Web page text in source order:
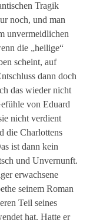
Tragik
noch, und man
unvermeidlichen
die „heilige“
scheint, auf
dann doch
das wieder nicht
von Eduard
nicht verdient
die Charlottens
ist dann kein
und Unvernunft.
erwachsene
seinem Roman
Teil seines
hat. Hatte er